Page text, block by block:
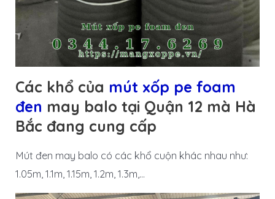
Các khổ của mút xốp pe foam
đen may balo tại Quận 12 mà Hà
Bắc đang cung cấp
Mút đen may balo có các khổ cuộn khác nhau như:
1.05m, 1.1m, 1.15m, 1.2m, 1.3m,…